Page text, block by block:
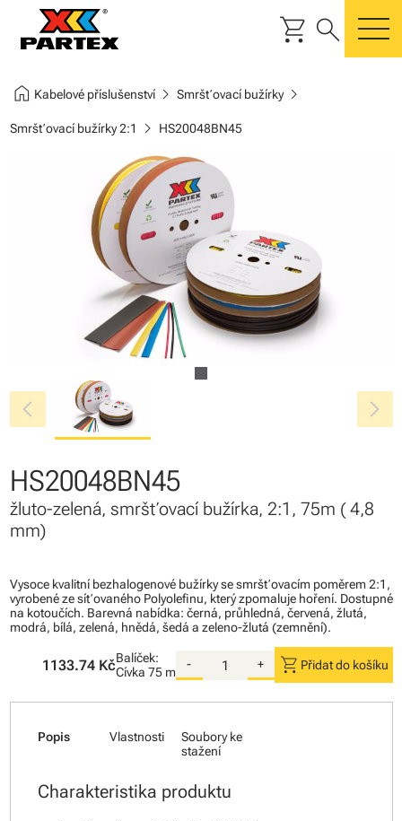
shopping_cart search
home Kabelové příslušenstvíchevron_right Smršťovací bužírkychevron_right
Smršťovací bužírky 2:1 chevron_right HS20048BN45
chevron_left chevron_right
HS20048BN45
žluto-zelená, smršťovací bužírka, 2:1, 75m ( 4,8
mm)
Vysoce kvalitní bezhalogenové bužírky se smršťovacím poměrem 2:1,
vyrobené ze síťovaného Polyolefinu, který zpomaluje hoření. Dostupné
na kotoučích. Barevná nabídka: černá, průhledná, červená, žlutá,
modrá, bílá, zelená, hnědá, šedá a zeleno-žlutá (zemnění).
1133.74 KčBalíček:
Cívka 75 m
- + shopping_cart Přidat do košíku
Popis Vlastnosti
Soubory ke
stažení
Charakteristika produktu